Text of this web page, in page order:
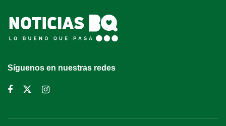
Síguenos en nuestras redes